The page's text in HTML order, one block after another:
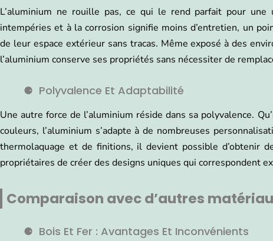
L’aluminium ne rouille pas, ce qui le rend parfait pour une
intempéries et à la corrosion signifie moins d’entretien, un
de leur espace extérieur sans tracas. Même exposé à des
l’aluminium conserve ses propriétés sans nécessiter de
Polyvalence Et Adaptabilité
Une autre force de l’aluminium réside dans sa polyvalence.
couleurs, l’aluminium s’adapte à de nombreuses
thermolaquage et de finitions, il devient possible d’obtenir
propriétaires de créer des designs uniques qui correspondent
Comparaison avec d’autres
Bois Et Fer : Avantages Et Inconvénients